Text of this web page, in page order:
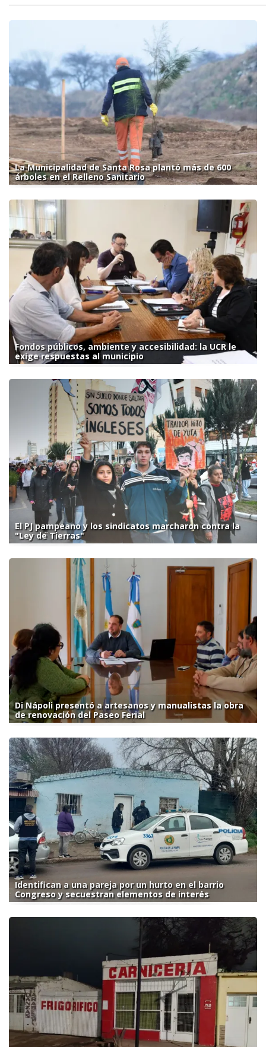
La Municipalidad de Santa Rosa plantó más de 600
árboles en el Relleno Sanitario
Fondos públicos, ambiente y accesibilidad: la UCR le
exige respuestas al municipio
El PJ pampeano y los sindicatos marcharon contra la
"Ley de Tierras"
Di Nápoli presentó a artesanos y manualistas la obra
de renovación del Paseo Ferial
Identifican a una pareja por un hurto en el barrio
Congreso y secuestran elementos de interés